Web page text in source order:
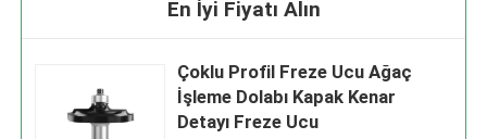
En İyi Fiyatı Alın
Çoklu Profil Freze Ucu Ağaç
İşleme Dolabı Kapak Kenar
Detayı Freze Ucu